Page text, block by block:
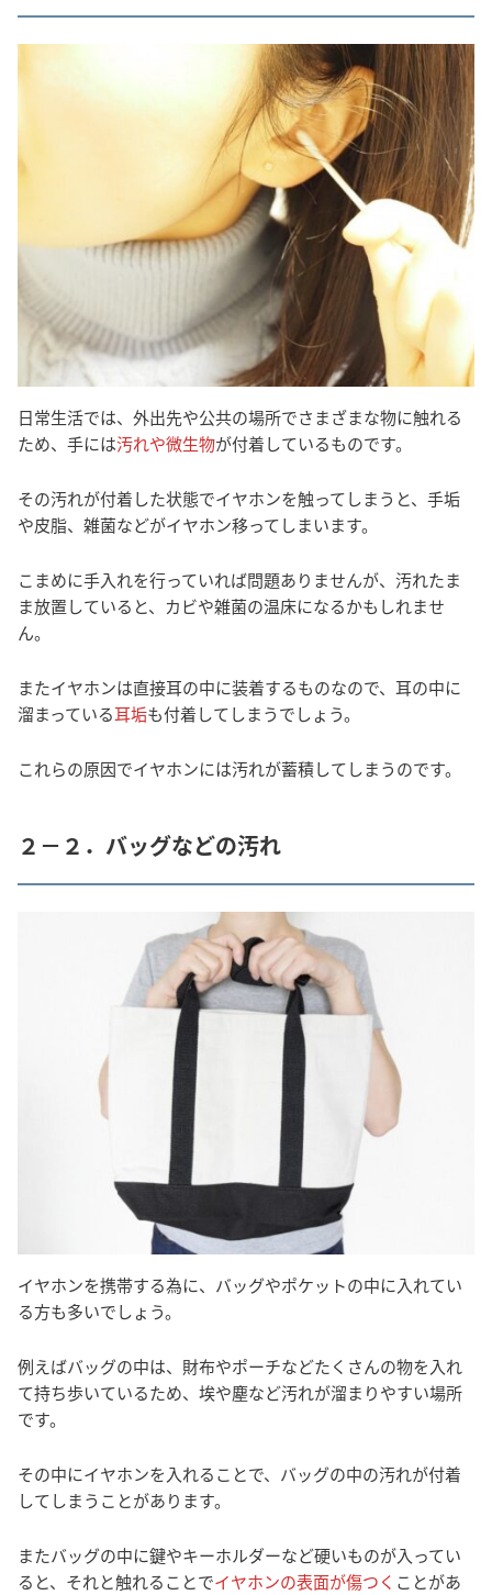
日常生活では、外出先や公共の場所でさまざまな物に触れる
ため、手には汚れや微生物が付着しているものです。
その汚れが付着した状態でイヤホンを触ってしまうと、手垢
や皮脂、雑菌などがイヤホン移ってしまいます。
こまめに手入れを行っていれば問題ありませんが、汚れたま
ま放置していると、カビや雑菌の温床になるかもしれませ
ん。
またイヤホンは直接耳の中に装着するものなので、耳の中に
溜まっている耳垢も付着してしまうでしょう。
これらの原因でイヤホンには汚れが蓄積してしまうのです。
２－２．バッグなどの汚れ
イヤホンを携帯する為に、バッグやポケットの中に入れてい
る方も多いでしょう。
例えばバッグの中は、財布やポーチなどたくさんの物を入れ
て持ち歩いているため、埃や塵など汚れが溜まりやすい場所
です。
その中にイヤホンを入れることで、バッグの中の汚れが付着
してしまうことがあります。
またバッグの中に鍵やキーホルダーなど硬いものが入ってい
ると、それと触れることでイヤホンの表面が傷つく ことがあ